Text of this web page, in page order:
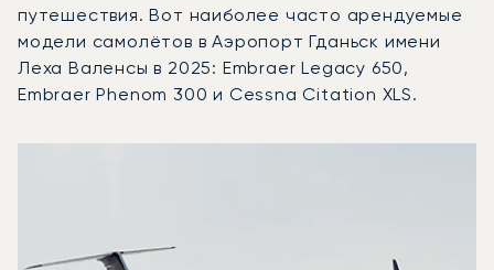
путешествия. Вот наиболее часто арендуемые
модели самолётов в Аэропорт Гданьск имени
Леха Валенсы в 2025: Embraer Legacy 650,
Embraer Phenom 300 и Cessna Citation XLS.